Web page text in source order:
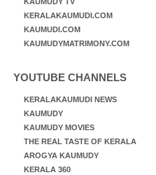
KERALAKAUMUDI.COM
KAUMUDI.COM
KAUMUDYMATRIMONY.COM
YOUTUBE CHANNELS
KERALAKAUMUDI NEWS
KAUMUDY
KAUMUDY MOVIES
THE REAL TASTE OF KERALA
AROGYA KAUMUDY
KERALA 360